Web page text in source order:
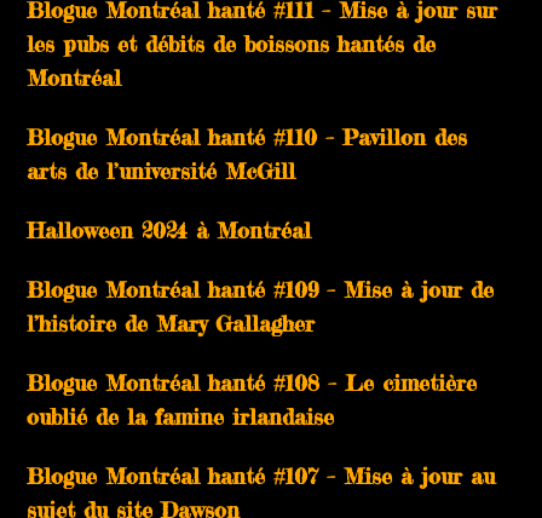
Blogue Montréal hanté #111 – Mise à jour sur
les pubs et débits de boissons hantés de
Montréal
Blogue Montréal hanté #110 – Pavillon des
arts de l’université McGill
Halloween 2024 à Montréal
Blogue Montréal hanté #109 – Mise à jour de
l’histoire de Mary Gallagher
Blogue Montréal hanté #108 – Le cimetière
oublié de la famine irlandaise
Blogue Montréal hanté #107 – Mise à jour au
sujet du site Dawson